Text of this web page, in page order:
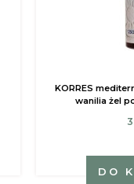
KORRES
wanilia żel
DO